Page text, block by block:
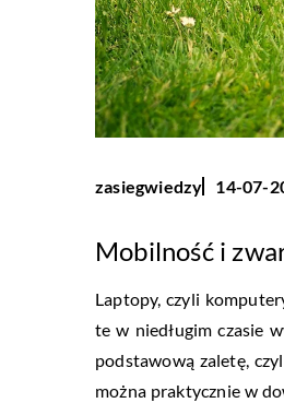
zasiegwiedzy 14-07-
Mobilność i
Laptopy, czyli
te w niedługim czasie
podstawową zaletę,
można praktycznie w